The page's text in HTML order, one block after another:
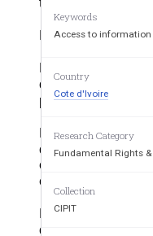
Le chapitre II
Le  chapitre  III
droit  d’accès
publics ou privés
Le  chapitre  IV
détermine   les
communication
communication
Le  chapitre  V
d’Accès à
Keywords
Access to information
Country
Cote d'Ivoire
Research Category
Fundamental Rights &
Collection
CIPIT